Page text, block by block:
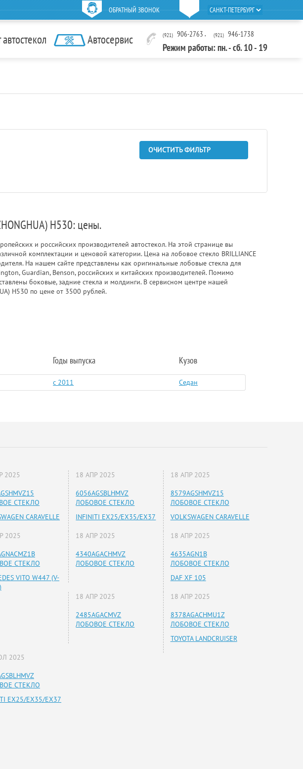
ОБРАТНЫЙ ЗВОНОК
Автосервис (921) 906-2763 , (921) 946-1738
Режим работы: пн. - сб. 10 - 19
ОЧИСТИТЬ ФИЛЬТР
H530: цены.
и российских производителей автостекол. На этой странице вы
комплектации и ценовой категории. Цена на лобовое стекло BRILLIANCE
На нашем сайте представлены как оригинальные лобовые стекла для
Guardian, Benson, российских и китайских производителей. Помимо
боковые, задние стекла и молдинги. В сервисном центре нашей
H530 по цене от 3500 рублей.
Годы выпуска Кузов
c 2011 Седан
2025
СТЕКЛО
CARAVELLE
18 АПР 2025
6056AGSBLHMVZ
ЛОБОВОЕ СТЕКЛО
INFINITI EX25/EX35/EX37
18 АПР 2025
8579AGSHMVZ15
ЛОБОВОЕ СТЕКЛО
VOLKSWAGEN CARAVELLE
2025
СТЕКЛО
VITO W447 (V-
18 АПР 2025
4340AGACHMVZ
ЛОБОВОЕ СТЕКЛО
18 АПР 2025
4635AGN1B
ЛОБОВОЕ СТЕКЛО
DAF XF 105
18 АПР 2025
2485AGACMVZ
ЛОБОВОЕ СТЕКЛО
18 АПР 2025
8378AGACHMU1Z
ЛОБОВОЕ СТЕКЛО
TOYOTA LANDCRUISER
2025
СТЕКЛО
EX25/EX35/EX37